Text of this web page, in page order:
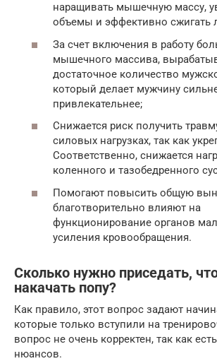
наращивать мышечную массу,
объемы и эффективно сжигать
За счет включения в работу
мышечного массива,
достаточное количество
который делает мужчину
привлекательнее;
Снижается риск получить
силовых нагрузках, так как
Соответственно, снижается
коленного и тазобедренного
Помогают повысить общую
благотворительно влияют на
функционирование органов
усиления кровообращения.
Сколько нужно приседать,
накачать попу?
Как правило, этот вопрос задают
которые только вступили на
вопрос не очень корректен, так как
нюансов.